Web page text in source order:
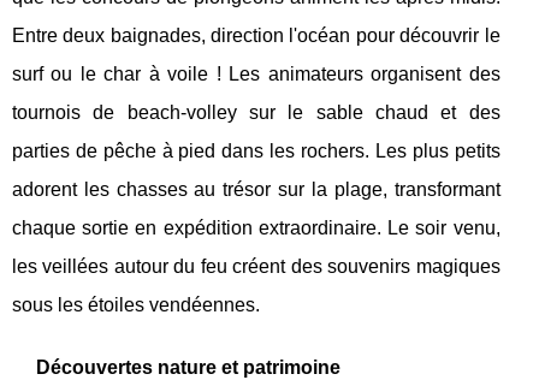
Entre deux baignades, direction l'océan pour découvrir le
surf ou le char à voile ! Les animateurs organisent des
tournois de beach-volley sur le sable chaud et des
parties de pêche à pied dans les rochers. Les plus petits
adorent les chasses au trésor sur la plage, transformant
chaque sortie en expédition extraordinaire. Le soir venu,
les veillées autour du feu créent des souvenirs magiques
sous les étoiles vendéennes.
Découvertes nature et patrimoine